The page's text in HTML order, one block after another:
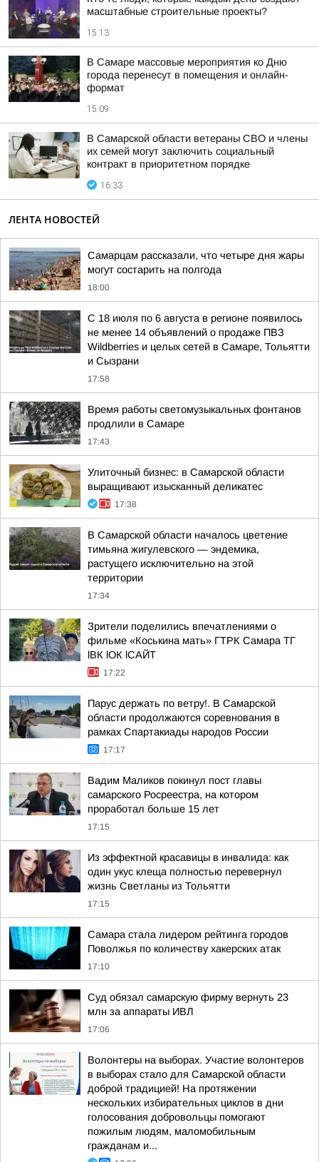
масштабные строительные проекты?
15:13
В Самаре массовые мероприятия ко Дню
города перенесут в помещения и онлайн-
формат
15:09
В Самарской области ветераны СВО и члены
их семей могут заключить социальный
контракт в приоритетном порядке
16:33
ЛЕНТА НОВОСТЕЙ
Самарцам рассказали, что четыре дня жары
могут состарить на полгода
18:00
С 18 июля по 6 августа в регионе появилось
не менее 14 объявлений о продаже ПВЗ
Wildberries и целых сетей в Самаре, Тольятти
и Сызрани
17:58
Время работы светомузыкальных фонтанов
продлили в Самаре
17:43
Улиточный бизнес: в Самарской области
выращивают изысканный деликатес
17:38
В Самарской области началось цветение
тимьяна жигулевского — эндемика,
растущего исключительно на этой
территории
17:34
Зрители поделились впечатлениями о
фильме «Коськина мать» ГТРК Самара ТГ
lВК lОК lСАЙТ
17:22
Парус держать по ветру!. В Самарской
области продолжаются соревнования в
рамках Спартакиады народов России
17:17
Вадим Маликов покинул пост главы
самарского Росреестра, на котором
проработал больше 15 лет
17:15
Из эффектной красавицы в инвалида: как
один укус клеща полностью перевернул
жизнь Светланы из Тольятти
17:15
Самара стала лидером рейтинга городов
Поволжья по количеству хакерских атак
17:10
Суд обязал самарскую фирму вернуть 23
млн за аппараты ИВЛ
17:06
Волонтеры на выборах. Участие волонтеров
в выборах стало для Самарской области
доброй традицией! На протяжении
нескольких избирательных циклов в дни
голосования добровольцы помогают
пожилым людям, маломобильным
гражданам и...